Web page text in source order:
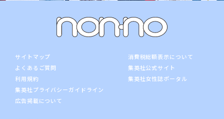
サイトマップ
よくあるご質問
利用規約
集英社プライバシーガイドライン
広告掲載について
消費税総額表示について
集英社公式サイト
集英社女性誌ポータル